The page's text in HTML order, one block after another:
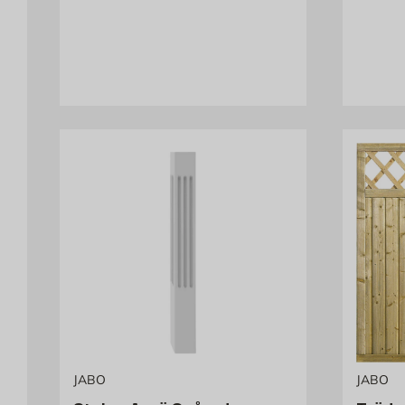
JABO JABO